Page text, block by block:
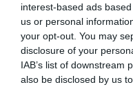
interest-based ads
us or personal
your opt-out. You may
disclosure of your
IAB’s list of downstream
also be disclosed by us